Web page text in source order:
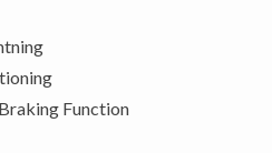
Function